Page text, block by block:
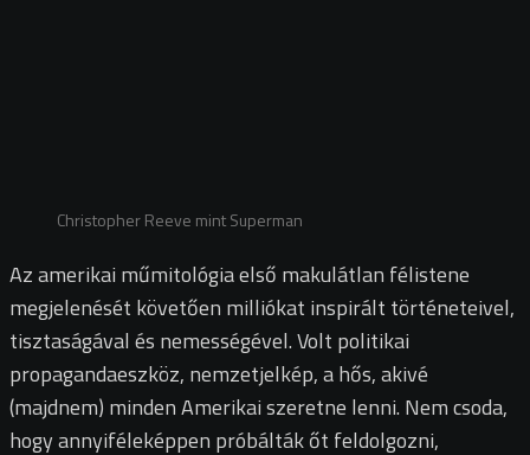
Christopher Reeve mint Superman
Az amerikai műmitológia első makulátlan félistene
megjelenését követően milliókat inspirált történeteivel,
tisztaságával és nemességével. Volt politikai
propagandaeszköz, nemzetjelkép, a hős, akivé
(majdnem) minden Amerikai szeretne lenni. Nem csoda,
hogy annyiféleképpen próbálták őt feldolgozni,